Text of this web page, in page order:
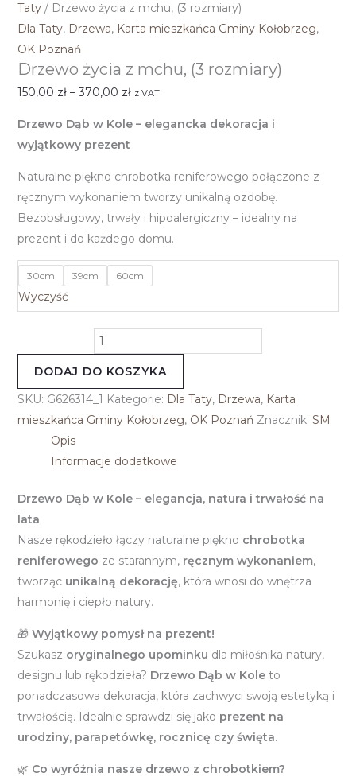
Taty/ Drzewo życia z mchu, (3 rozmiary)
Dla Taty, Drzewa, Karta mieszkańca Gminy Kołobrzeg,
OK Poznań
Drzewo życia z mchu, (3 rozmiary)
150,00 zł – 370,00 zł z VAT
Drzewo Dąb w Kole – elegancka dekoracja i
wyjątkowy prezent
Naturalne piękno chrobotka reniferowego połączone z
ręcznym wykonaniem tworzy unikalną ozdobę.
Bezobsługowy, trwały i hipoalergiczny – idealny na
prezent i do każdego domu.
30cm 39cm 60cm
Wyczyść
DODAJ DO KOSZYKA
SKU: G626314_1 Kategorie: Dla Taty, Drzewa, Karta
mieszkańca Gminy Kołobrzeg, OK Poznań Znacznik: SM
Opis
Informacje dodatkowe
Drzewo Dąb w Kole – elegancja, natura i trwałość na
lata
Nasze rękodzieło łączy naturalne piękno chrobotka
reniferowego ze starannym, ręcznym wykonaniem,
tworząc unikalną dekorację, która wnosi do wnętrza
harmonię i ciepło natury.
🎁 Wyjątkowy pomysł na prezent!
Szukasz oryginalnego upominku dla miłośnika natury,
designu lub rękodzieła? Drzewo Dąb w Koleto
ponadczasowa dekoracja, która zachwyci swoją estetyką i
trwałością. Idealnie sprawdzi się jako prezent na
urodziny, parapetówkę, rocznicę czy święta.
🌿 Co wyróżnia nasze drzewo z chrobotkiem?